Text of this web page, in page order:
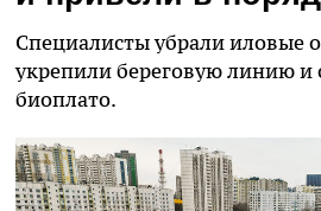
Специалисты убрали иловые
укрепили береговую линию и
биоплато.